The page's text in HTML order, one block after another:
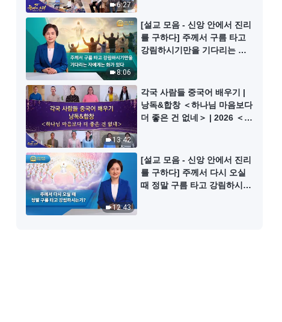
44:56
595회
33:32
내가 다른 사람의 문제를 지적하지
못했던 이유 | 그리스도인의 체험
간증 594회
40:24
더 이상 무골호인으로 살지 않겠어
요 | 그리스도인의 체험 간증 593회
50:35
문제를 지적하는 것은 약점을 들추
는 것이 아니다 | 그리스도인의 체
험 간증 591회
6:27
8:06
[설교 모음 - 신앙 안에서 진리
를 구하다] 주께서 구름 타고
강림하시기만을 기다리는 자
13:42
각국 사람들 중국어 배우기 |
낭독&합창 ＜하나님 마음보다
더 좋은 건 없네＞ | 2026 ＜찬
12:43
[설교 모음 - 신앙 안에서 진리
를 구하다] 주께서 다시 오실
때 정말 구름 타고 강림하시는